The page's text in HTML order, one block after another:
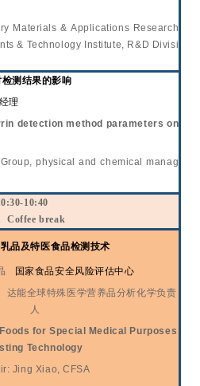
Materials & Applications Research
& Technology Institute, R&D Divisi
测结果的影响
理
detection method parameters on
physical and chemical manag
10:40
Coffee break
品及特医食品检测技术
国家食品安全风险评估中心
达能全球特殊医学营养品分析化学负责
人
for Special Medical Purposes
Technology
Jing Xiao, CFSA